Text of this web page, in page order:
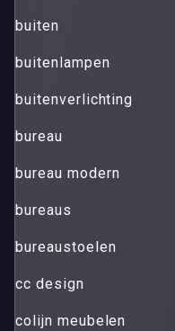
buiten
buitenlampen
buitenverlichting
bureau
bureau modern
bureaus
bureaustoelen
cc design
colijn meubelen